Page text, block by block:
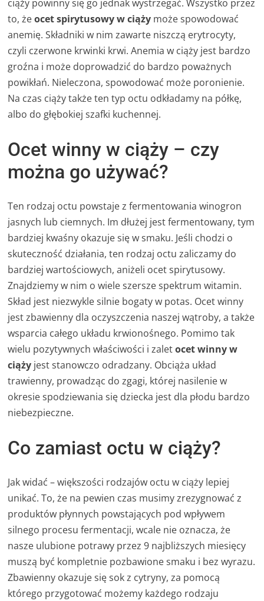
ciąży powinny się go jednak wystrzegać. Wszystko przez
to, żeocet spirytusowy w ciąży może spowodować
anemię. Składniki w nim zawarte niszczą erytrocyty,
czyli czerwone krwinki krwi. Anemia w ciąży jest bardzo
groźna i może doprowadzić do bardzo poważnych
powikłań. Nieleczona, spowodować może poronienie.
Na czas ciąży także ten typ octu odkładamy na półkę,
albo do głębokiej szafki kuchennej.
Ocet winny w ciąży – czy
można go używać?
Ten rodzaj octu powstaje z fermentowania winogron
jasnych lub ciemnych. Im dłużej jest fermentowany, tym
bardziej kwaśny okazuje się w smaku. Jeśli chodzi o
skuteczność działania, ten rodzaj octu zaliczamy do
bardziej wartościowych, aniżeli ocet spirytusowy.
Znajdziemy w nim o wiele szersze spektrum witamin.
Skład jest niezwykle silnie bogaty w potas. Ocet winny
jest zbawienny dla oczyszczenia naszej wątroby, a także
wsparcia całego układu krwionośnego. Pomimo tak
wielu pozytywnych właściwości i zaletocet winny w
ciąży jest stanowczo odradzany. Obciąża układ
trawienny, prowadząc do zgagi, której nasilenie w
okresie spodziewania się dziecka jest dla płodu bardzo
niebezpieczne.
Co zamiast octu w ciąży?
Jak widać – większości rodzajów octu w ciąży lepiej
unikać. To, że na pewien czas musimy zrezygnować z
produktów płynnych powstających pod wpływem
silnego procesu fermentacji, wcale nie oznacza, że
nasze ulubione potrawy przez 9 najbliższych miesięcy
muszą być kompletnie pozbawione smaku i bez wyrazu.
Zbawienny okazuje się sok z cytryny, za pomocą
którego przygotować możemy każdego rodzaju